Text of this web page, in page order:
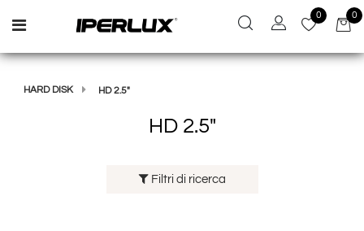
Open menu
0 0
HARD DISK HD 2.5"
HD 2.5"
Filtri di ricerca